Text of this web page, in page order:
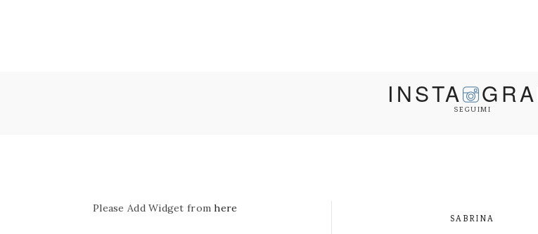
INSTA
SEGUIMI
Please Add Widget fromhere
SABRINA